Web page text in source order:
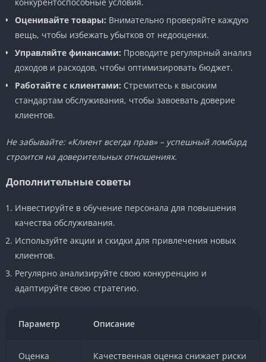
Оценивайте товары: Внимательно проверяйте каждую
вещь, чтобы избежать убытков от недооценки.
Управляйте финансами: Проводите регулярный анализ
доходов и расходов, чтобы оптимизировать бюджет.
Работайте с клиентами: Стремитесь к высоким
стандартам обслуживания, чтобы завоевать доверие
клиентов.
Не забывайте: «Клиент всегда прав» – успешный ломбард
строится на доверительных отношениях.
Дополнительные советы
Инвестируйте в обучение персонала для повышения
качества обслуживания.
Используйте акции и скидки для привлечения новых
клиентов.
Регулярно анализируйте свою конкуренцию и
адаптируйте свою стратегию.
Параметр Описание
Оценка
Качественная оценка снижает риски